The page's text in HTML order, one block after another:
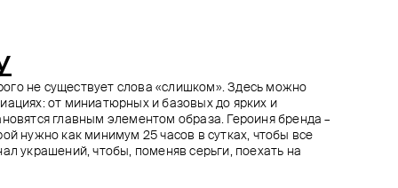
не существует слова «слишком». Здесь можно
от миниатюрных и базовых до ярких и
главным элементом образа. Героиня бренда –
нужно как минимум 25 часов в сутках, чтобы все
украшений, чтобы, поменяв серьги, поехать на